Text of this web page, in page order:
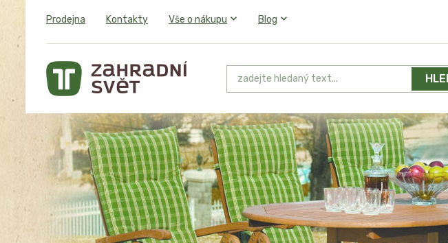
Prodejna Kontakty Vše o nákupu Blog